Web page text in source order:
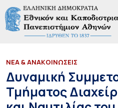
ΝΕΑ & ΑΝΑΚΟΙΝΩΣΕΙΣ
Δυναμική
Τμήματος